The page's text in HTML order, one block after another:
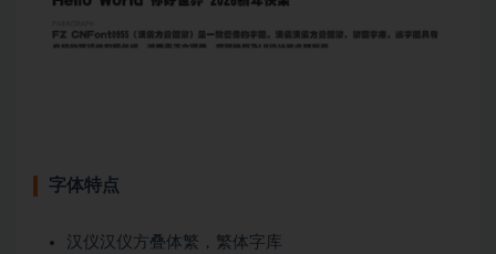
字体特点
汉仪汉仪方叠体繁，繁体字库